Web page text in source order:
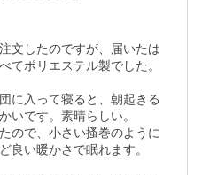
文したのですが、届いたは
てポリエステル製でした。
に入って寝ると、朝起きる
いです。素晴らしい。
ので、小さい搔巻のように
良い暖かさで眠れます。